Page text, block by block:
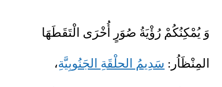
وَ يُمْكِنُكُمْ رُؤْيَةُ صُوَرٍ أُخْرَى الْتَقَطَهَا
المِنْظَاُر: سَدِيمُ الحلْقَةِ الجَنُوبِيَّةِ،